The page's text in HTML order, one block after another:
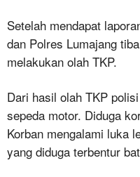
Setelah mendapat
dan Polres Lumajang
melakukan olah TKP.
Dari hasil olah TKP
sepeda motor. Diduga
Korban mengalami luka
yang diduga terbentur